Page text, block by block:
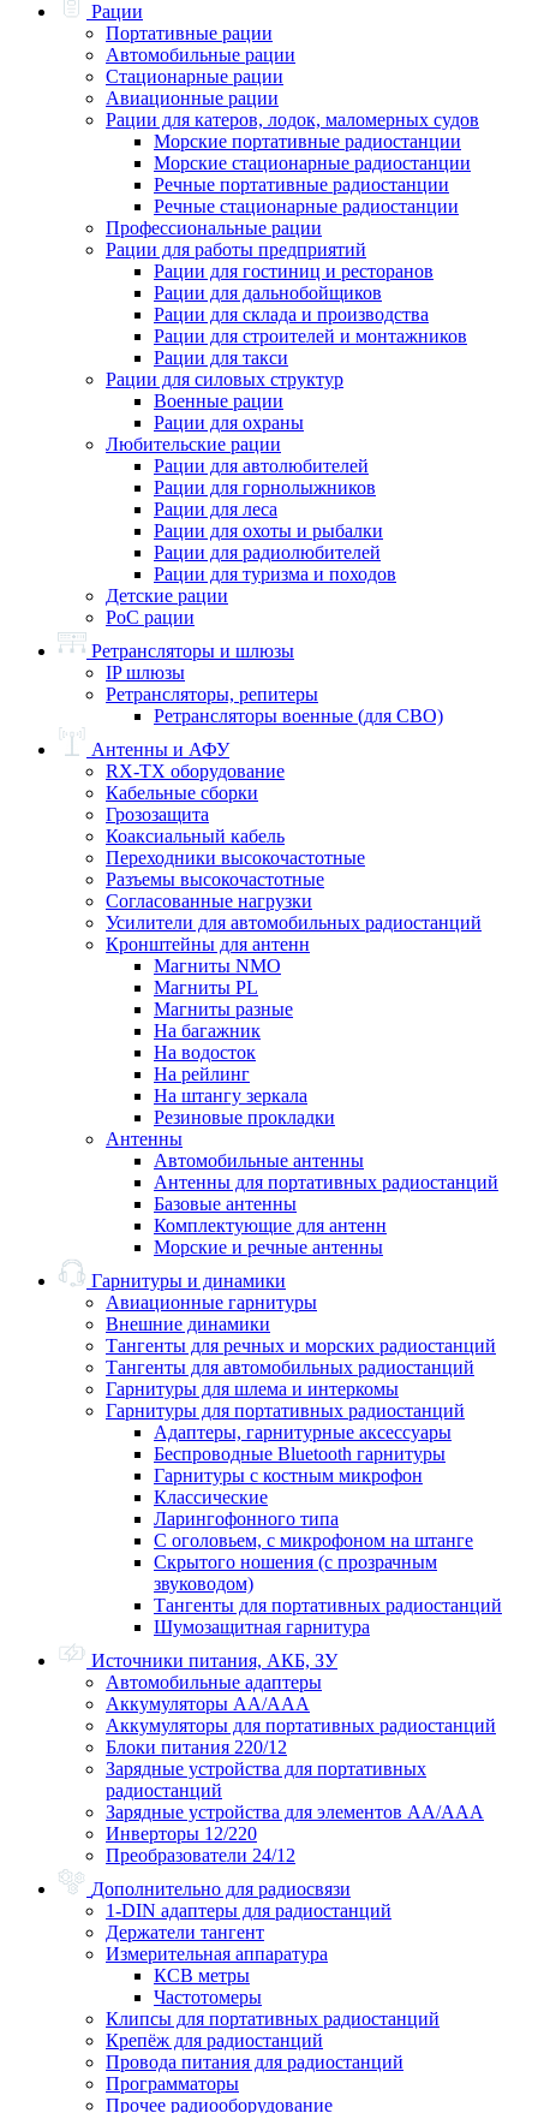
Рации
Портативные рации
Автомобильные рации
Стационарные рации
Авиационные рации
Рации для катеров, лодок, маломерных судов
Морские портативные радиостанции
Морские стационарные радиостанции
Речные портативные радиостанции
Речные стационарные радиостанции
Профессиональные рации
Рации для работы предприятий
Рации для гостиниц и ресторанов
Рации для дальнобойщиков
Рации для склада и производства
Рации для строителей и монтажников
Рации для такси
Рации для силовых структур
Военные рации
Рации для охраны
Любительские рации
Рации для автолюбителей
Рации для горнолыжников
Рации для леса
Рации для охоты и рыбалки
Рации для радиолюбителей
Рации для туризма и походов
Детские рации
PoC рации
Ретрансляторы и шлюзы
IP шлюзы
Ретрансляторы, репитеры
Ретрансляторы военные (для СВО)
Антенны и АФУ
RX-TX оборудование
Кабельные сборки
Грозозащита
Коаксиальный кабель
Переходники высокочастотные
Разъемы высокочастотные
Согласованные нагрузки
Усилители для автомобильных радиостанций
Кронштейны для антенн
Магниты NMO
Магниты PL
Магниты разные
На багажник
На водосток
На рейлинг
На штангу зеркала
Резиновые прокладки
Антенны
Автомобильные антенны
Антенны для портативных радиостанций
Базовые антенны
Комплектующие для антенн
Морские и речные антенны
Гарнитуры и динамики
Авиационные гарнитуры
Внешние динамики
Тангенты для речных и морских радиостанций
Тангенты для автомобильных радиостанций
Гарнитуры для шлема и интеркомы
Гарнитуры для портативных радиостанций
Адаптеры, гарнитурные аксессуары
Беспроводные Bluetooth гарнитуры
Гарнитуры с костным микрофон
Классические
Ларингофонного типа
С оголовьем, с микрофоном на штанге
Скрытого ношения (с прозрачным
звуководом)
Тангенты для портативных радиостанций
Шумозащитная гарнитура
Источники питания, АКБ, ЗУ
Автомобильные адаптеры
Аккумуляторы АА/ААА
Аккумуляторы для портативных радиостанций
Блоки питания 220/12
Зарядные устройства для портативных
радиостанций
Зарядные устройства для элементов АА/ААА
Инверторы 12/220
Преобразователи 24/12
Дополнительно для радиосвязи
1-DIN адаптеры для радиостанций
Держатели тангент
Измерительная аппаратура
КСВ метры
Частотомеры
Клипсы для портативных радиостанций
Крепёж для радиостанций
Провода питания для радиостанций
Программаторы
Прочее радиооборудование